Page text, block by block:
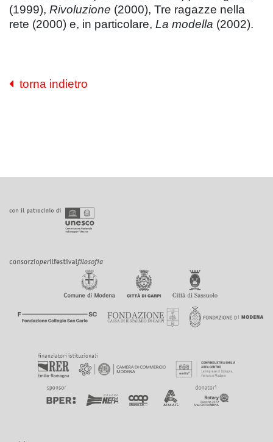
(1999), Rivoluzione (2000), Tre ragazze nella
rete (2000) e, in particolare, La modella (2002).
torna indietro